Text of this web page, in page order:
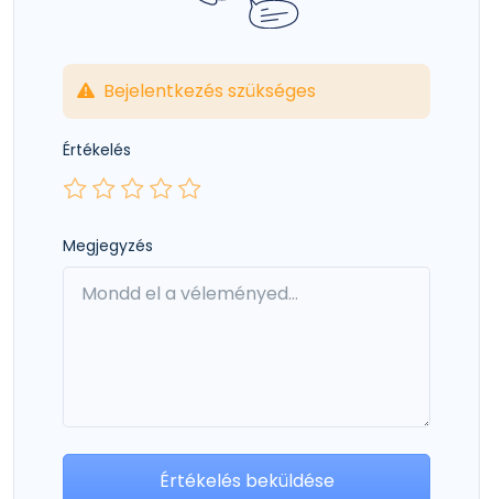
Bejelentkezés szükséges
Értékelés
Megjegyzés
Értékelés beküldése